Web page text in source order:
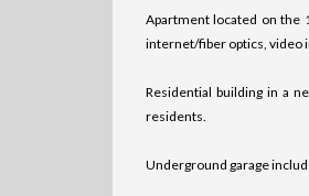
Apartment located on the
internet/fiber optics, video
Residential building in a
residents.
Underground garage